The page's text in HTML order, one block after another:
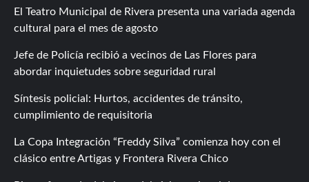
El Teatro Municipal de Rivera presenta una variada agenda
cultural para el mes de agosto
Jefe de Policía recibió a vecinos de Las Flores para
abordar inquietudes sobre seguridad rural
Síntesis policial: Hurtos, accidentes de tránsito,
cumplimiento de requisitoria
La Copa Integración “Freddy Silva” comienza hoy con el
clásico entre Artigas y Frontera Rivera Chico